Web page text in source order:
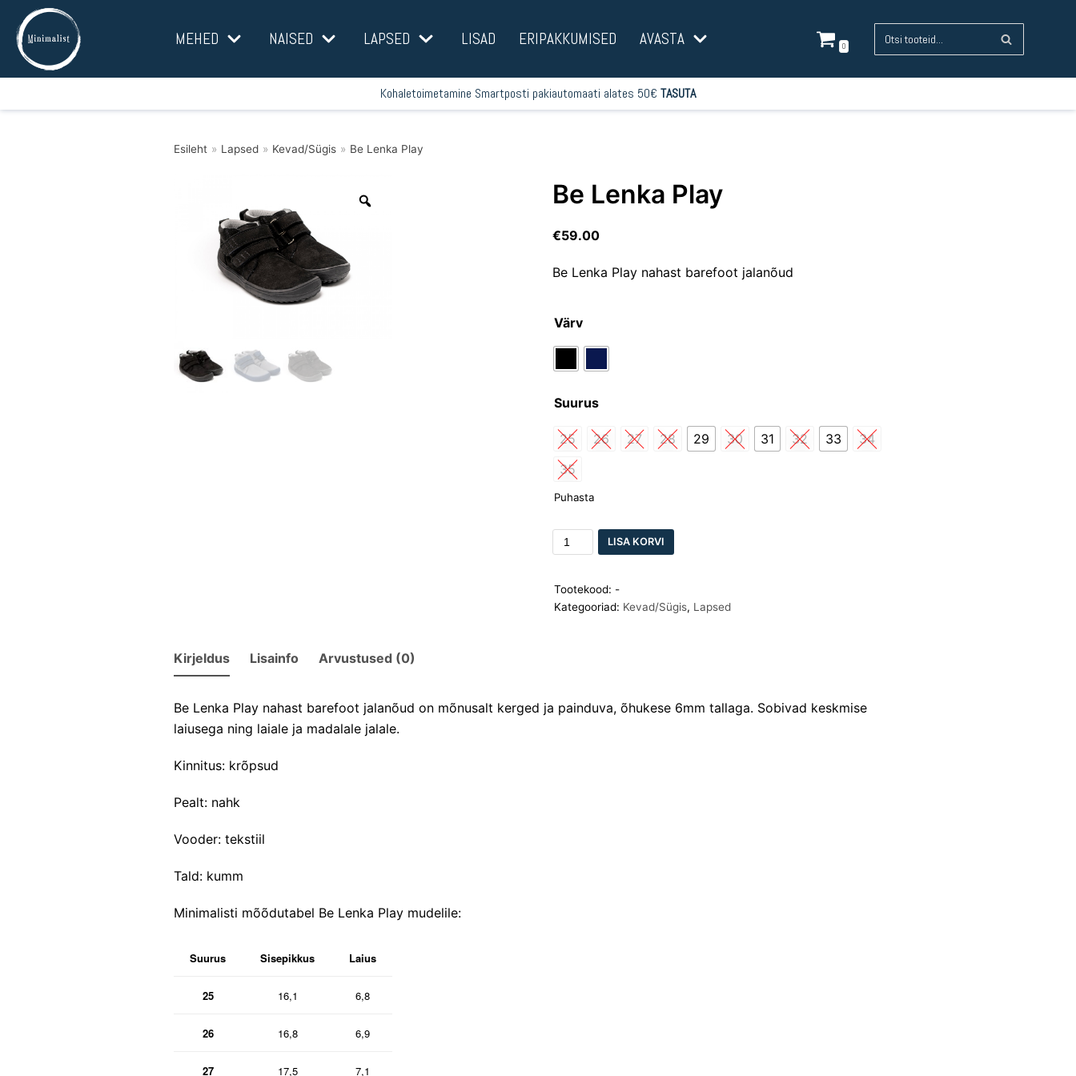
Mine
sisu
juurde
MEHED NAISED LAPSED LISAD ERIPAKKUMISED AVASTA 0
Kohaletoimetamine Smartposti pakiautomaati alates 50€ TASUTA
Esileht » Lapsed » Kevad/Sügis » Be Lenka Play
Be Lenka Play
€59.00
Be Lenka Play nahast barefoot jalanõud
Värv
Suurus
25 26 27 28 29 30 31 32 33
34
35
Puhasta
LISA KORVI
Tootekood: -
Kategooriad: Kevad/Sügis, Lapsed
Kirjeldus Lisainfo Arvustused (0)
Be Lenka Play nahast barefoot jalanõud on mõnusalt kerged ja painduva, õhukese 6mm tallaga. Sobivad keskmise
laiusega ning laiale ja madalale jalale.
Kinnitus: krõpsud
Pealt: nahk
Vooder: tekstiil
Tald: kumm
Minimalisti mõõdutabel Be Lenka Play mudelile:
Suurus Sisepikkus Laius
25 16,1 6,8
26 16,8 6,9
27 17,5 7,1